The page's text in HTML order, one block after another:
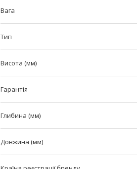
Вага
Тип
Висота (мм)
Гарантія
Глибина (мм)
Довжина (мм)